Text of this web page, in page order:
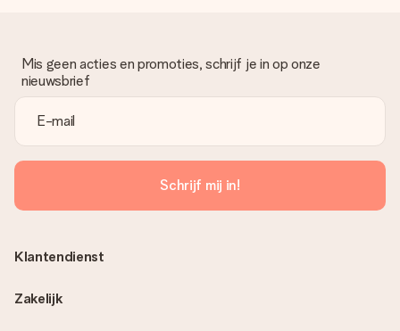
Mis geen acties en promoties, schrijf je in op onze
nieuwsbrief
Schrijf mij in!
Klantendienst
Zakelijk